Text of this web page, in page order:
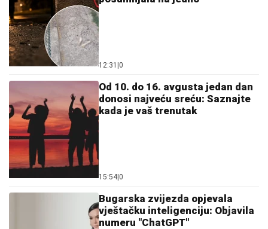
12:31 0
Od 10. do 16. avgusta jedan dan
donosi najveću sreću: Saznajte
kada je vaš trenutak
15:54 0
Bugarska zvijezda opjevala
vještačku inteligenciju: Objavila
numeru "ChatGPT"